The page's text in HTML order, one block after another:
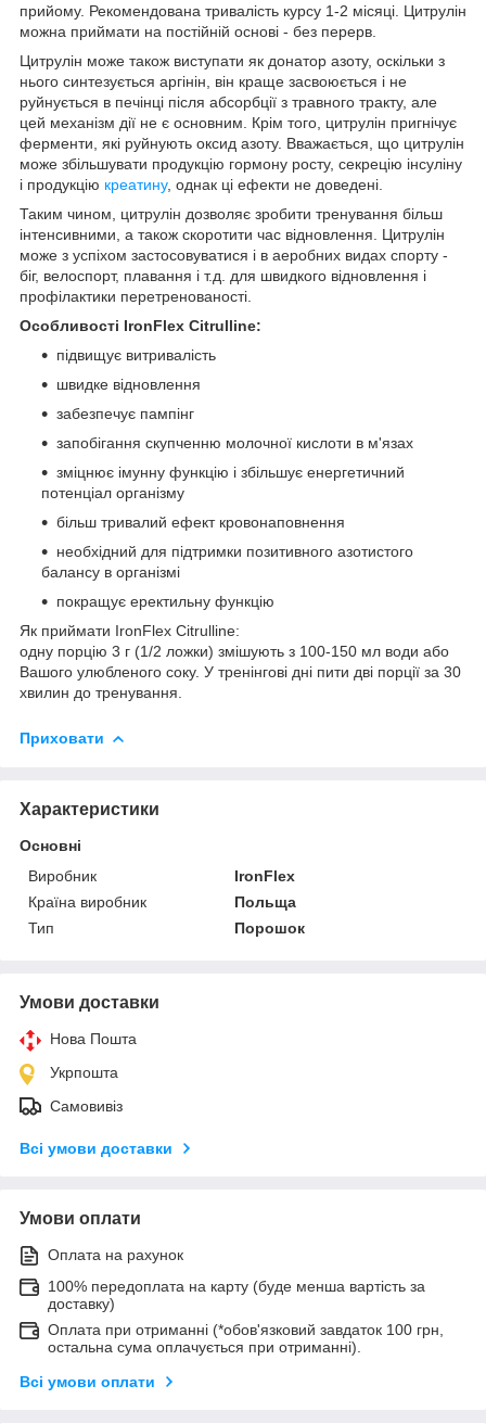
прийому. Рекомендована тривалість курсу 1-2 місяці. Цитрулін
можна приймати на постійній основі - без перерв.
Цитрулін може також виступати як донатор азоту, оскільки з
нього синтезується аргінін, він краще засвоюється і не
руйнується в печінці після абсорбції з травного тракту, але
цей механізм дії не є основним. Крім того, цитрулін пригнічує
ферменти, які руйнують оксид азоту. Вважається, що цитрулін
може збільшувати продукцію гормону росту, секрецію інсуліну
і продукцію креатину, однак ці ефекти не доведені.
Таким чином, цитрулін дозволяє зробити тренування більш
інтенсивними, а також скоротити час відновлення. Цитрулін
може з успіхом застосовуватися і в аеробних видах спорту -
біг, велоспорт, плавання і т.д. для швидкого відновлення і
профілактики перетренованості.
Особливості IronFlex Citrulline:
підвищує витривалість
швидке відновлення
забезпечує пампінг
запобігання скупченню молочної кислоти в м'язах
зміцнює імунну функцію і збільшує енергетичний
потенціал організму
більш тривалий ефект кровонаповнення
необхідний для підтримки позитивного азотистого
балансу в організмі
покращує еректильну функцію
Як приймати IronFlex Citrulline:
одну порцію 3 г (1/2 ложки) змішують з 100-150 мл води або
Вашого улюбленого соку. У тренінгові дні пити дві порції за 30
хвилин до тренування.
Приховати
Характеристики
Основні
Виробник
IronFlex
Країна виробник
Польща
Тип
Порошок
Умови доставки
Нова Пошта
Укрпошта
Самовивіз
Всі умови доставки
Умови оплати
Оплата на рахунок
100% передоплата на карту (буде менша вартість за
доставку)
Оплата при отриманні (*обов'язковий завдаток 100 грн,
остальна сума оплачується при отриманні).
Всі умови оплати